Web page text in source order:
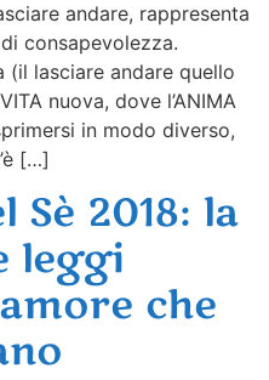
andare, rappresenta
consapevolezza.
lasciare andare quello
nuova, dove l’ANIMA
in modo diverso,
[…]
Sè 2018: la
leggi
che